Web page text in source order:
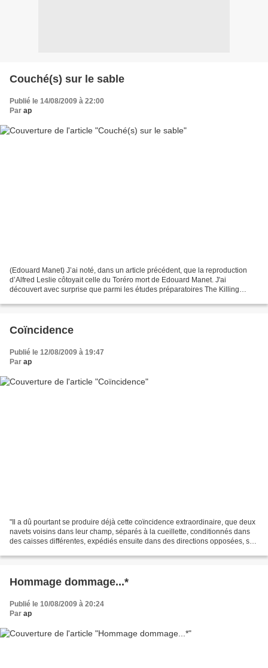
Couché(s) sur le sable
Publié le 14/08/2009 à 22:00
Par ap
(Edouard Manet) J’ai noté, dans un article précédent, que la reproduction
d’Alfred Leslie côtoyait celle du Toréro mort de Edouard Manet. J'ai
découvert avec surprise que parmi les études préparatoires The Killing
Coïncidence
Publié le 12/08/2009 à 19:47
Par ap
"Il a dû pourtant se produire déjà cette coïncidence extraordinaire, que deux
navets voisins dans leur champ, séparés à la cueillette, conditionnés dans
des caisses différentes, expédiés ensuite dans des directions opposées, se
Hommage dommage...*
Publié le 10/08/2009 à 20:24
Par ap